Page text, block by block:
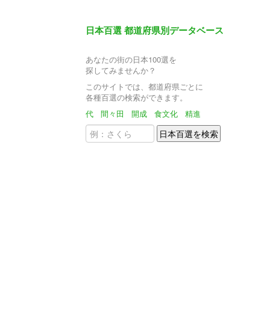
日本百選 都道府県別データベース
あなたの街の日本100選を
探してみませんか？
このサイトでは、都道府県ごとに
各種百選の検索ができます。
代
間々田 開成 食文化 精進